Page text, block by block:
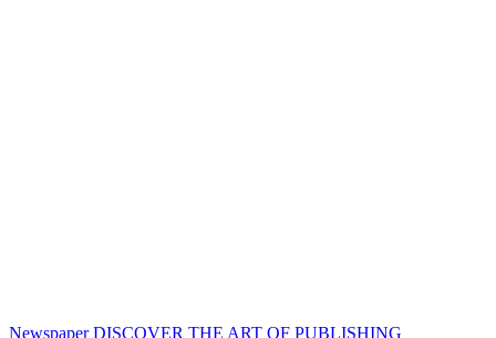
Newspaper DISCOVER THE ART OF PUBLISHING